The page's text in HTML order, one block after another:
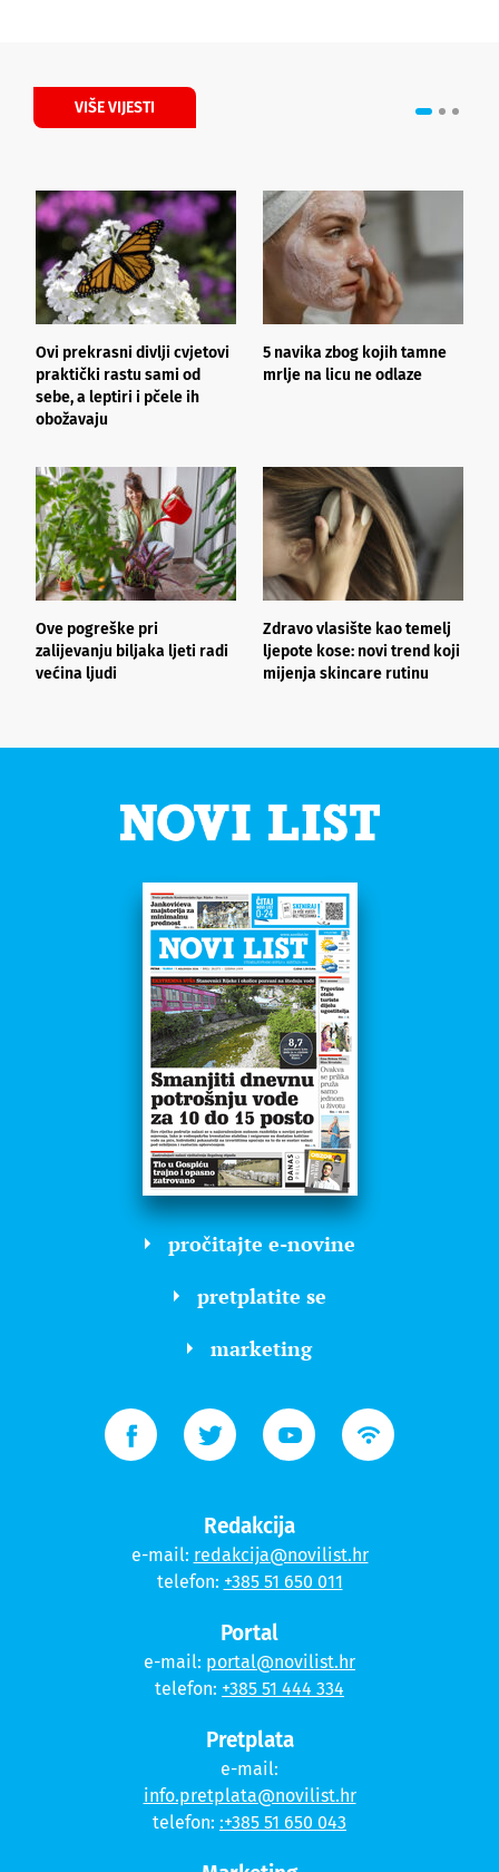
VIŠE VIJESTI
Ovi prekrasni divlji cvjetovi
praktički rastu sami od
sebe, a leptiri i pčele ih
obožavaju
5 navika zbog kojih tamne
mrlje na licu ne odlaze
Ove pogreške pri
zalijevanju biljaka ljeti radi
većina ljudi
Zdravo vlasište kao temelj
ljepote kose: novi trend koji
mijenja skincare rutinu
pročitajte e-novine
pretplatite se
marketing
Redakcija
e-mail: redakcija@novilist.hr
telefon: +385 51 650 011
Portal
e-mail: portal@novilist.hr
telefon: +385 51 444 334
Pretplata
e-mail:
info.pretplata@novilist.hr
telefon: :+385 51 650 043